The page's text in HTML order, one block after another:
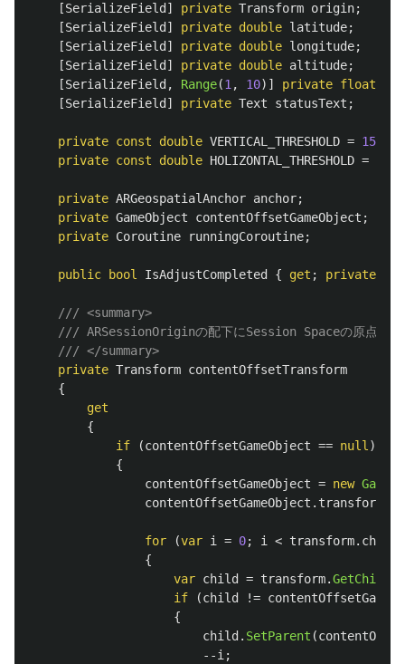
[SerializeField ] private Transform origin;
[SerializeField ] private double latitude;
[SerializeField ] private double longitude;
[SerializeField ] private double altitude;
[SerializeField , Range(1, 10)] private float
[SerializeField ] private Text statusText ;
private const double VERTICAL_THRESHOLD = 15
private const double HOLIZONTAL_THRESHOLD =
private ARGeospatialAnchor anchor;
private GameObject contentOffsetGameObject ;
private Coroutine runningCoroutine;
public bool IsAdjustCompleted { get ; private
/// <summary>
/// ARSessionOriginの配下にSession Spaceの原点とな
/// </summary>
private Transform contentOffsetTransform
{
get
{
if
(contentOffsetGameObject == null)
{
contentOffsetGameObject = new
contentOffsetGameObject . transform
for (var i = 0; i < transform.
{
var child = transform.GetChild
if
(child !=
{
child . SetParent (
--i;